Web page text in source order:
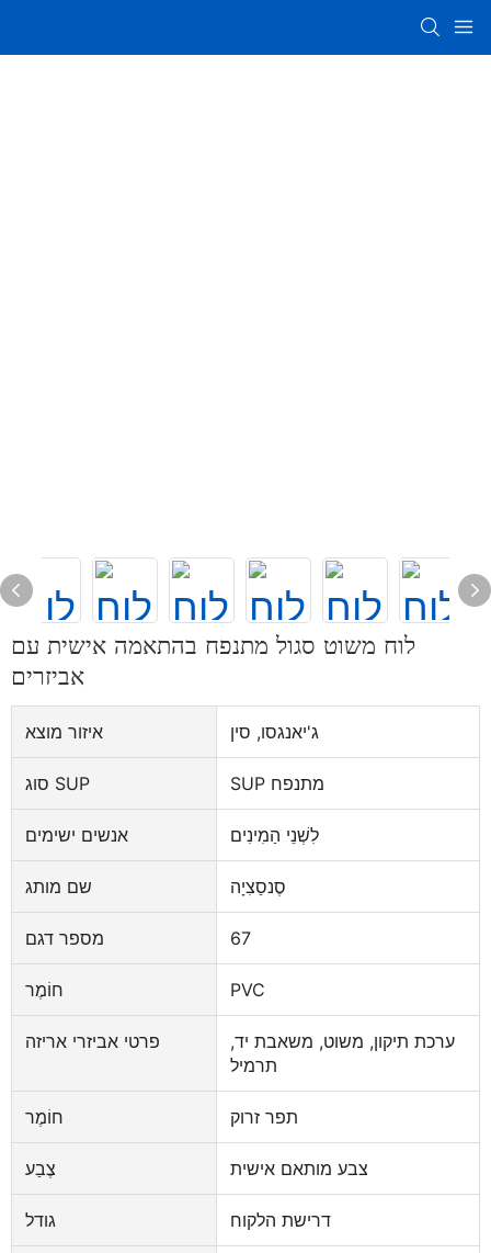
לוח משוט סגול מתנפח בהתאמה אישית עם
אביזרים
איזור מוצא ג'יאנגסו, סין
סוג SUP SUP מתנפח
אנשים ישימים לִשְׁנֵי הַמִינִים
שם מותג סֶנסַצִיָה
מספר דגם 67
חוֹמֶר PVC
פרטי אביזרי אריזה
ערכת תיקון, משוט, משאבת יד,
תרמיל
חוֹמֶר תפר זרוק
צֶבַע צבע מותאם אישית
גודל דרישת הלקוח